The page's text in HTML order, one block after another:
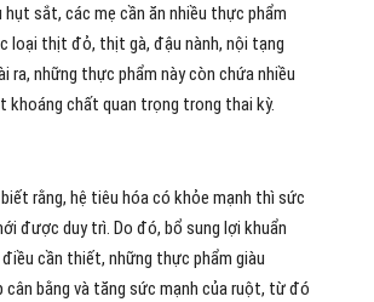
sắt, các mẹ cần ăn nhiều thực phẩm
loại thịt đỏ, thịt gà, đậu nành, nội tạng
ra, những thực phẩm này còn chứa nhiều
khoáng chất quan trọng trong thai kỳ.
rằng, hệ tiêu hóa có khỏe mạnh thì sức
được duy trì. Do đó, bổ sung lợi khuẩn
cần thiết, những thực phẩm giàu
cân bằng và tăng sức mạnh của ruột, từ đó